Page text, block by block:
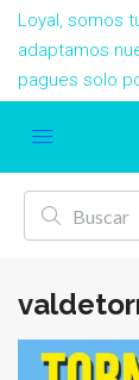
Loyal, somos
adaptamos
pagues solo